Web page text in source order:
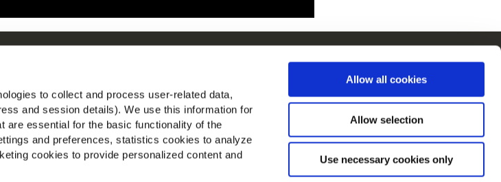
to collect and process user-related data,
and session details). We use this information for
essential for the basic functionality of the
and preferences, statistics cookies to analyze
cookies to provide personalized content and
Allow all cookies
Allow selection
Use necessary cookies only
Find os på